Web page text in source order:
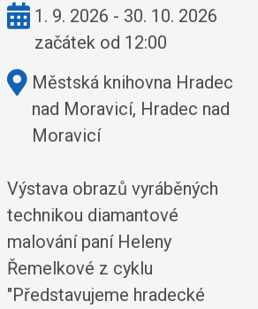
Kdy:1. 9. 2026 - 30. 10. 2026
začátek od 12:00
Kde:Městská knihovna Hradec
nad Moravicí, Hradec nad
Moravicí
Výstava obrazů vyráběných
technikou diamantové
malování paní Heleny
Řemelkové z cyklu
"Představujeme hradecké